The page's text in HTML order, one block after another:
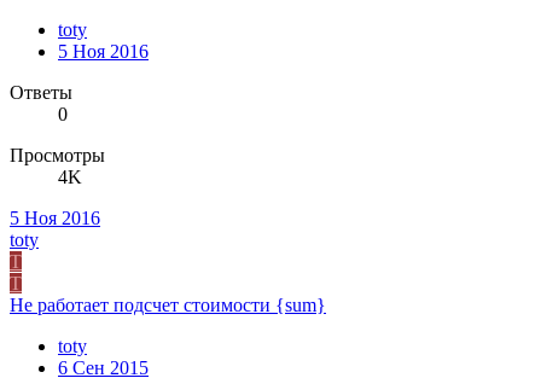
toty
5 Ноя 2016
Ответы
0
Просмотры
4K
5 Ноя 2016
toty
T
T
Не работает подсчет стоимости {sum}
toty
6 Сен 2015